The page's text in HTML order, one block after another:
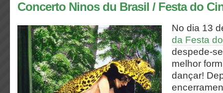
Concerto Ninos du Brasil / Festa do
No dia 13
da Festa
despede-
melhor
dançar!